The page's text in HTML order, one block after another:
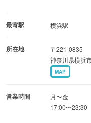
飲み放題付き・ドリン
【個室】5〜最大16名様
【横浜駅3分】活気あ
最寄駅 横浜駅
所在地
〒221-0835
神奈川県横浜
MAP
営業時間
月〜金
17:00〜23:30